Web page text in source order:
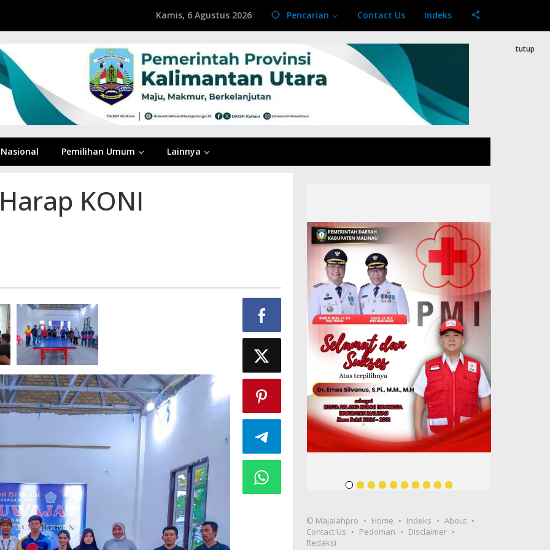
Kamis, 6 Agustus 2026 Pencarian Contact Us Indeks
Nasional Pemilihan Umum Lainnya
tutup
KONI
© Majalahpro Home Indeks
About
Contact Us
Pedoman
Disclaimer
Redaksi